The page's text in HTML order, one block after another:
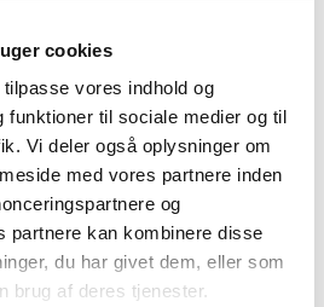
cookies
vores indhold og
funktioner til sociale medier og til
Vi deler også oplysninger om
med vores partnere inden
og
partnere kan kombinere disse
du har givet dem, eller som
brug af deres tjenester.
januar 2000.
Holocaust
Alliance
i The International Holocaust
(IHRA), som er en
med et mandat, der